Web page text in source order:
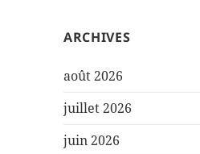
ARCHIVES
août 2026
juillet 2026
juin 2026